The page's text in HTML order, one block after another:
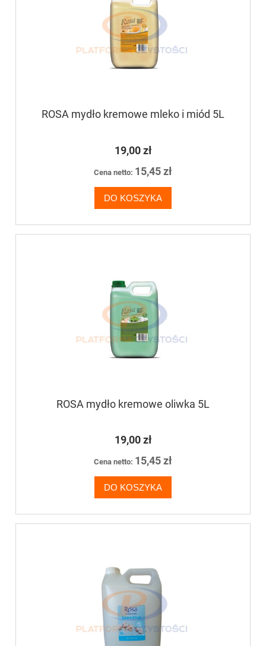
ROSA mydło kremowe mleko i miód 5L
19,00 zł
Cena netto: 15,45 zł
DO KOSZYKA
ROSA mydło kremowe oliwka 5L
19,00 zł
Cena netto: 15,45 zł
DO KOSZYKA